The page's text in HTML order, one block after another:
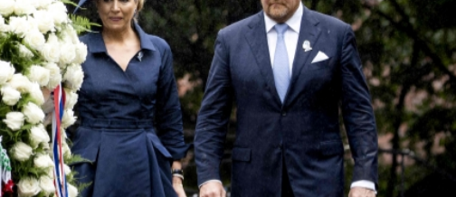
軍人參軍
自由貿易港島內居民消費的進境商品「零關稅」政策
1.27% 恒生科技指數跌1.16%
1700克金粉 價值近200萬 老闆：打金時產生的「生活垃圾」
個月內完成報告是挑戰